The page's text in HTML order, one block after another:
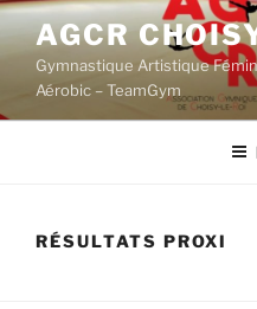
Aller
au
contenu
principal
AGCR
Gymnastique Artistique
Aérobic – TeamGym
RÉSULTATS PROXI